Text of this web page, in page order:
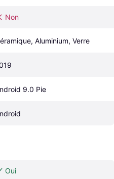
Non
Aluminium, Verre
9.0 Pie
Oui